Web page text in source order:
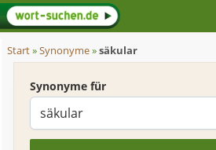
Start»Synonyme»säkular
Synonyme für